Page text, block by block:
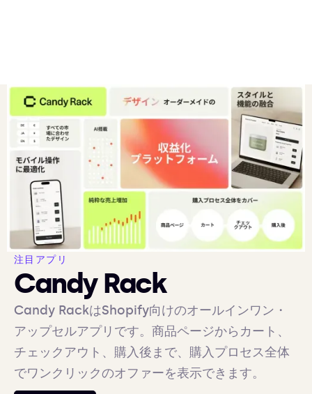
注目アプリ
Candy Rack
Candy RackはShopify向けのオールインワン・
アップセルアプリです。商品ページからカート、
チェックアウト、購入後まで、購入プロセス全体
でワンクリックのオファーを表示できます。